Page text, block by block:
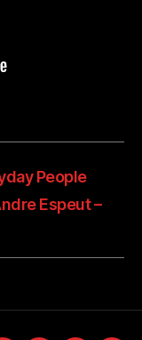
People
Espeut –